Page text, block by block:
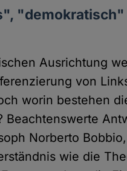
"demokratisch"
Ausrichtung
von
worin bestehen
Norberto
wie die